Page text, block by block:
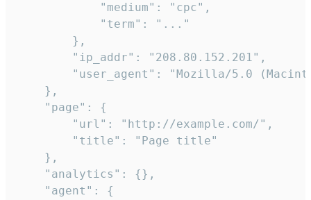
            "medium": "cpc",
            "term": "..."
        },
        "ip_addr": "208.80.152.201",
"user_agent": "Mozilla/5.0
    },
    "page": {
        "url": "http://example.com/",
        "title": "Page title"
    },
    "analytics": {},
    "agent": {